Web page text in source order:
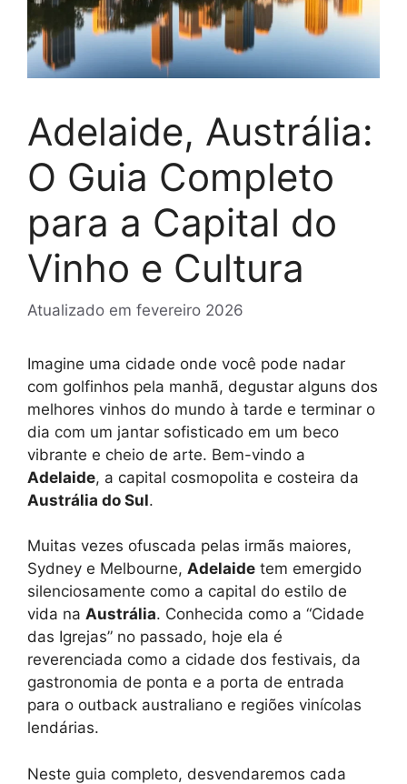
Adelaide, Austrália:
O Guia Completo
para a Capital do
Vinho e Cultura
Atualizado em fevereiro 2026
Imagine uma cidade onde você pode nadar
com golfinhos pela manhã, degustar alguns dos
melhores vinhos do mundo à tarde e terminar o
dia com um jantar sofisticado em um beco
vibrante e cheio de arte. Bem-vindo a
Adelaide, a capital cosmopolita e costeira da
Austrália do Sul.
Muitas vezes ofuscada pelas irmãs maiores,
Sydney e Melbourne, Adelaide tem emergido
silenciosamente como a capital do estilo de
vida na Austrália. Conhecida como a “Cidade
das Igrejas” no passado, hoje ela é
reverenciada como a cidade dos festivais, da
gastronomia de ponta e a porta de entrada
para o outback australiano e regiões vinícolas
lendárias.
Neste guia completo, desvendaremos cada